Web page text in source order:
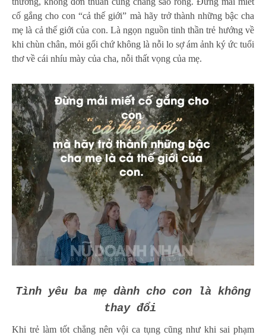
cố gắng cho con “cả thế giới” mà hãy trở thành những bậc cha
mẹ là cả thế giới của con. Là ngọn nguồn tinh thần trẻ hướng về
khi chùn chân, mỏi gối chứ không là nỗi lo sợ ám ảnh ký ức tuổi
thơ về cái nhíu mày của cha, nỗi thất vọng của mẹ.
Tình yêu ba mẹ dành cho con là không
thay đổi
Khi trẻ làm tốt chẳng nên vội ca tụng cũng như khi sai phạm